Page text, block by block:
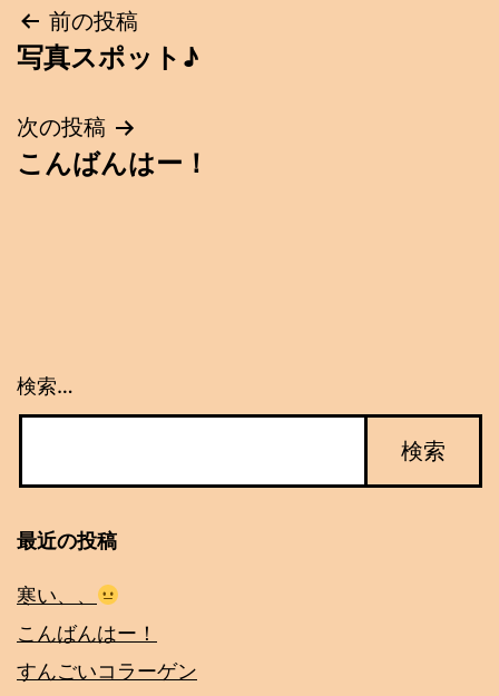
投
稿
ナ
ビ
ョ
前の投稿
写真スポット♪
次の投稿
こんばんはー！
検索…
最近の投稿
寒い、、
こんばんはー！
すんごいコラーゲン